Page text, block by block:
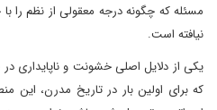
مسئله که چگونه درجه معقولی از نظم را با
نیافته است.
یکی از دلایل اصلی خشونت و ناپایداری
که برای اولین بار در تاریخ مدرن، این